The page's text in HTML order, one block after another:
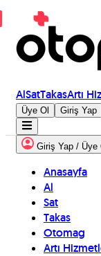
AlSatTakasArtı
Üye Ol Giriş Yap
Giriş Yap / Üye
Anasayfa
Al
Sat
Takas
Otomag
Artı